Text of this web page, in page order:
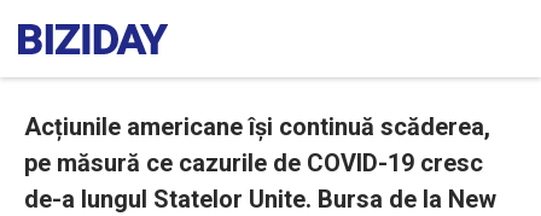
Acțiunile americane își continuă scăderea,
pe măsură ce cazurile de COVID-19 cresc
de-a lungul Statelor Unite. Bursa de la New